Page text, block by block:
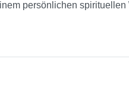
persönlichen spirituellen